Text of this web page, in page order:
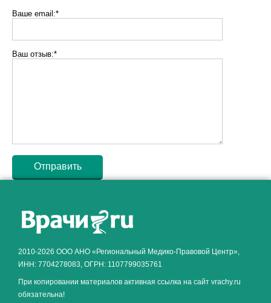
Ваше email:*
Ваш отзыв:*
2010-2026 ООО АНО «Региональный Медико-Правовой Центр»,
ИНН: 7704278083, ОГРН: 1107799035761
При копировании материалов активная ссылка на сайт vrachy.ru
обязательна!